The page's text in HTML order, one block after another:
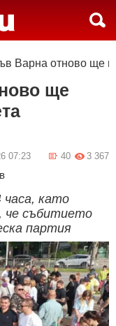
Варна отново ще
ще
07:23 3 367
40
като
че събитието
партия